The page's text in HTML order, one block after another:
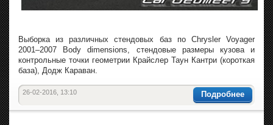
Выборка из различных стендовых баз по Chrysler Voyager
2001–2007 Body dimensions, стендовые размеры кузова и
контрольные точки геометрии Крайслер Таун Кантри (короткая
база), Додж Караван.
Подробнее
26-02-2016, 13:10